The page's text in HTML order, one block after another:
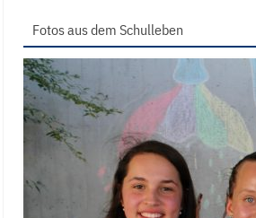
Fotos aus dem Schulleben